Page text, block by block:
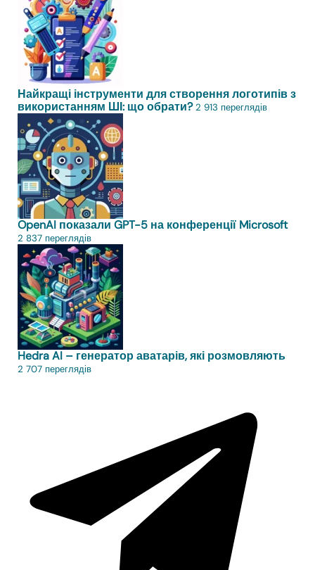
Найкращі інструменти для створення логотипів з
використанням ШІ: що обрати? 2 913 переглядів
OpenAI показали GPT-5 на конференції Microsoft
2 837 переглядів
Hedra AI – генератор аватарів, які розмовляють
2 707 переглядів